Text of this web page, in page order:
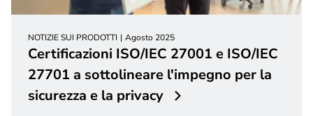
NOTIZIE SUI PRODOTTI Agosto 2025
Certificazioni ISO/IEC 27001 e ISO/IEC
27701 a sottolineare l'impegno per la
sicurezza e la privacy